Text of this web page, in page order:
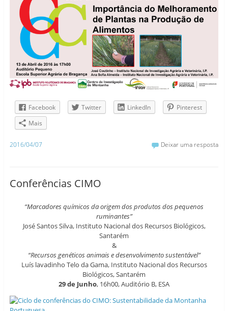
Facebook Twitter LinkedIn
Pinterest
Mais
2016/04/07 Deixar uma resposta
Conferências CIMO
“Marcadores químicos da origem dos produtos dos pequenos
ruminantes”
José Santos Silva, Instituto Nacional dos Recursos Biológicos,
Santarém
&
“Recursos genéticos animais e desenvolvimento sustentável”
Luís lavadinho Telo da Gama, Instituto Nacional dos Recursos
Biológicos, Santarém
29 de Junho, 16h00, Auditório B, ESA